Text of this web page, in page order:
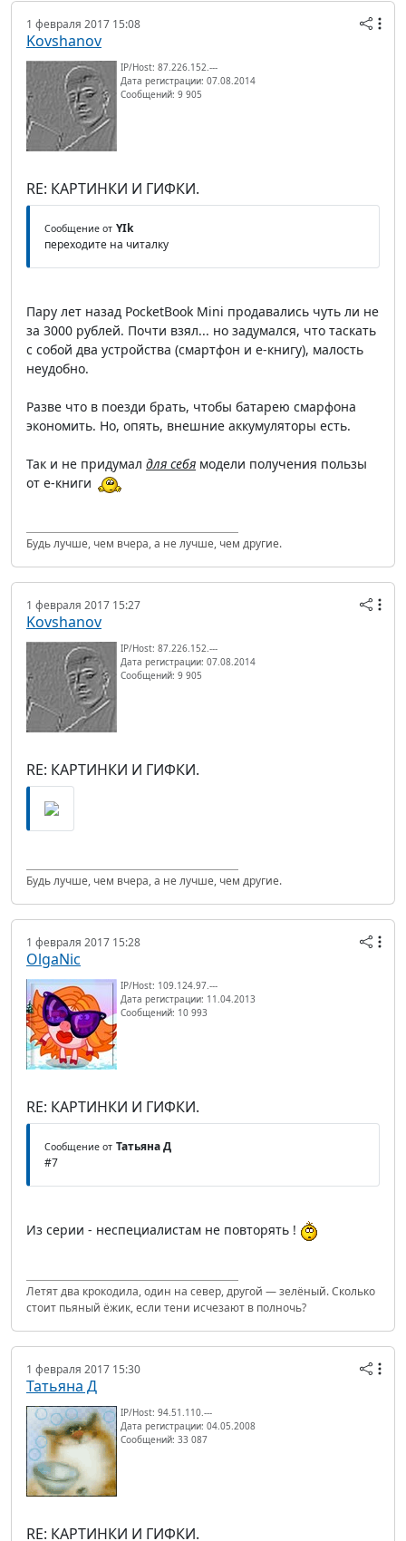
1 февраля 2017 15:08
Kovshanov
IP/Host: 87.226.152.---
Дата регистрации: 07.08.2014
Сообщений: 9 905
RE: КАРТИНКИ И ГИФКИ.
Сообщение от YIk
переходите на читалку
Пару лет назад PocketBook Mini продавались чуть ли не
за 3000 рублей. Почти взял... но задумался, что таскать
с собой два устройства (смартфон и е-книгу), малость
неудобно.
Разве что в поезди брать, чтобы батарею смарфона
экономить. Но, опять, внешние аккумуляторы есть.
Так и не придумал для себя модели получения пользы
от е-книги
Будь лучше, чем вчера, а не лучше, чем другие.
1 февраля 2017 15:27
Kovshanov
IP/Host: 87.226.152.---
Дата регистрации: 07.08.2014
Сообщений: 9 905
RE: КАРТИНКИ И ГИФКИ.
Будь лучше, чем вчера, а не лучше, чем другие.
1 февраля 2017 15:28
OlgaNic
IP/Host: 109.124.97.---
Дата регистрации: 11.04.2013
Сообщений: 10 993
RE: КАРТИНКИ И ГИФКИ.
Сообщение от Татьяна Д
#7
Из серии - неспециалистам не повторять !
Летят два крокодила, один на север, другой — зелёный. Сколько
стоит пьяный ёжик, если тени исчезают в полночь?
1 февраля 2017 15:30
Татьяна Д
IP/Host: 94.51.110.---
Дата регистрации: 04.05.2008
Сообщений: 33 087
RE: КАРТИНКИ И ГИФКИ.